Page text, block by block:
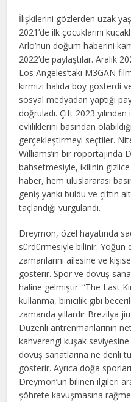
İlişkilerini gözlerden uzak
2021’de ilk çocuklarını
Arlo’nun doğum haberini
2022’de paylaştılar. Aralık
Los Angeles’taki M3GAN
kırmızı halıda boy gösterdi
sosyal medyadan yaptığı
doğruladı. Çift 2023
evliliklerini basından
gerçekleştirmeyi seçtiler.
Williams’ın bir röportajında
bahsetmesiyle, ikilinin
haber, hem uluslararası
geniş yankı buldu ve çiftin
taçlandığı vurgulandı.
Dreymon, özel hayatında
sürdürmesiyle bilinir. Yoğun
zamanlarını ailesine ve
gösterir. Spor ve dövüş
haline gelmiştir. “The Last
kullanma, binicilik gibi
zamanda yıllardır Brezilya
Düzenli antrenmanlarının
kahverengi kuşak
dövüş sanatlarına ne denli
gösterir. Ayrıca doğa
Dreymon’un bilinen ilgileri
şöhrete kavuşmasına